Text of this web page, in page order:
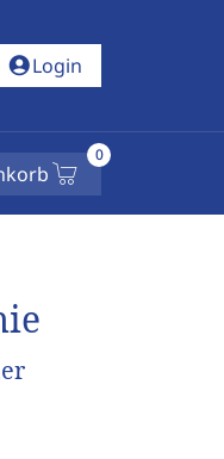
account_circleLogin
0